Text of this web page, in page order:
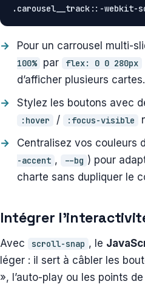
.carousel__track::-
Pour un carrousel multi-
100%
par flex: 0 0 280px
d’afficher plusieurs cartes.
Stylez les boutons avec
:hover / :focus-visible
Centralisez vos couleurs
-accent , --bg ) pour
charte sans dupliquer le
Intégrer
Avec scroll-snap , le
léger : il sert à câbler les
», l’auto-play ou les points